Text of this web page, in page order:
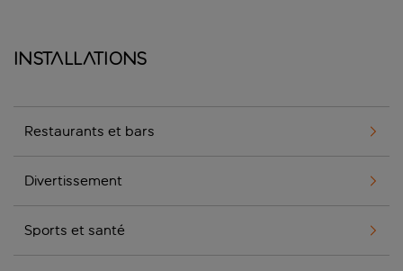
Installations
Restaurants et bars
Divertissement
Sports et santé